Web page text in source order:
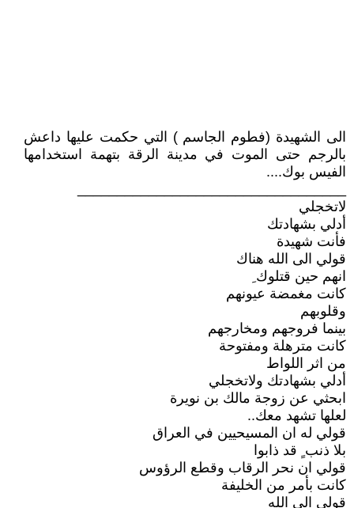
الى الشهيدة (فطوم الجاسم ) التي حكمت عليها داعش
بالرجم حتى الموت في مدينة الرقة بتهمة استخدامها
الفيس بوك....
لاتخجلي
أدلي بشهادتك
فأنت شهيدة
قولي الى الله هناك
انهم حين قتلوك ِ
كانت مغمضة عيونهم
وقلوبهم
بينما فروجهم ومخارجهم
كانت مترهلة ومفتوحة
من اثر اللواط
أدلي بشهادتك ولاتخجلي
ابحثي عن زوجة مالك بن نويرة
لعلها تشهد معك..
قولي له ان المسيحيين في العراق
بلا ذنب ٍ قد ذابوا
قولي ان نحر الرقاب وقطع الرؤوس
كانت بأمر من الخليفة
قولي الى الله